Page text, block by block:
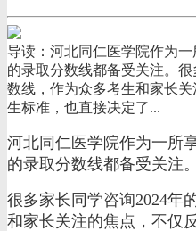
导读：河北同仁医学院作为
的录取分数线都备受关注。
数线，作为众多考生和家长
生标准，也直接决定了...
河北同仁医学院作为一所
的录取分数线都备受关注。
很多家长同学咨询2024年
和家长关注的焦点，不仅